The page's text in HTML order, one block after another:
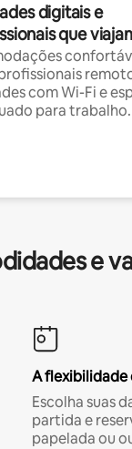
digitais e
que
com Wi-Fi e
para trabalho.
e
A flexibilidade
Escolha suas
partida e
papelada ou